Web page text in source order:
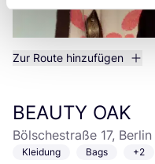
Zur Route hinzufügen
BEAUTY OAK
Bölschestraße 17, Berlin
Kleidung Bags +2